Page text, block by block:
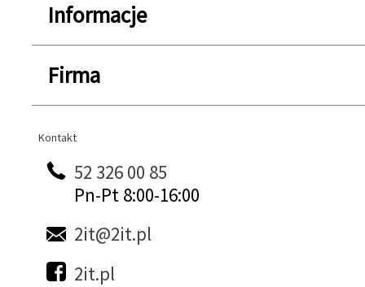
Informacje
Firma
Kontakt
Kontakt
52 326 00 85
Pn-Pt 8:00-16:00
2it@2it.pl
2it.pl